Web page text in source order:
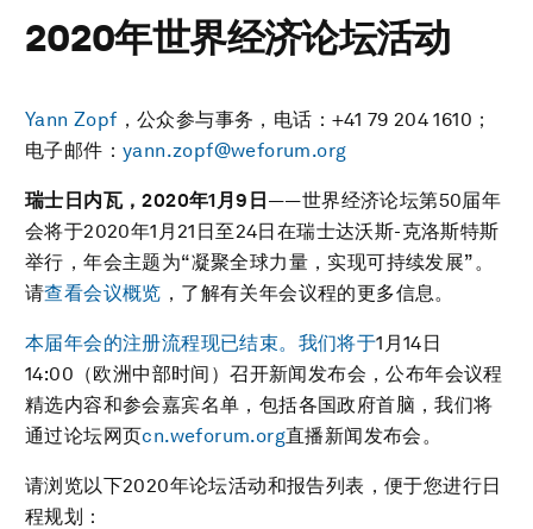
2020年世界经济论坛活动
Yann Zopf ，公众参与事务，电话：+41 79 204 1610；
电子邮件： yann.zopf@weforum.org
瑞士日内瓦，2020年1月9日——世界经济论坛第50届年
会将于2020年1月21日至24日在瑞士达沃斯-克洛斯特斯
举行，年会主题为“凝聚全球力量，实现可持续发展”。
请查看会议概览 ，了解有关年会议程的更多信息。
本届年会的注册流程现已结束。我们将于1月14日
14:00（欧洲中部时间）召开新闻发布会，公布年会议程
精选内容和参会嘉宾名单，包括各国政府首脑，我们将
通过论坛网页cn.weforum.org直播新闻发布会。
请浏览以下2020年论坛活动和报告列表，便于您进行日
程规划：